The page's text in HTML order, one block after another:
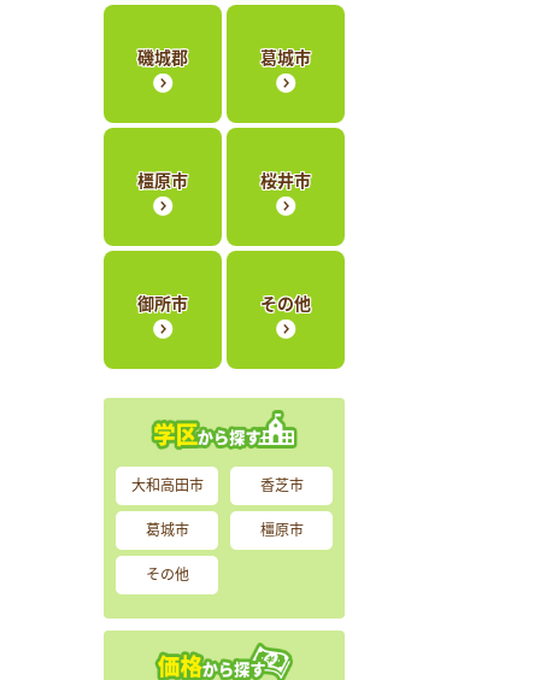
磯城郡 葛城市
橿原市 桜井市
御所市 その他
大和高田市 香芝市
葛城市 橿原市
その他